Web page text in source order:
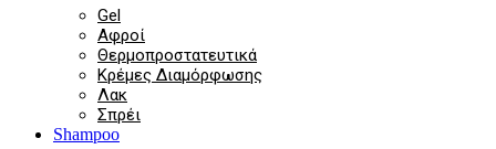
Gel
Αφροί
Θερμοπροστατευτικά
Κρέμες Διαμόρφωσης
Λακ
Σπρέι
Shampoo